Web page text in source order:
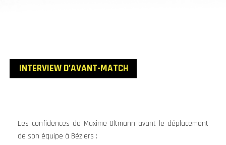
INTERVIEW D’AVANT-MATCH
Les confidences de Maxime Oltmann avant le déplacement
de son équipe à Béziers :